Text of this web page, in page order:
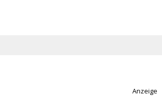
Anzeige